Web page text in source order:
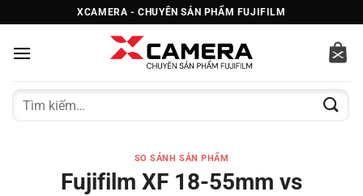
qua
nội
XCAMERA - CHUYÊN SẢN PHẨM FUJIFILM
Tìm
SO SÁNH SẢN PHẨM
Fujifilm XF 18-55mm vs